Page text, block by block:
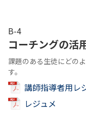
B-4
コーチングの活
課題のある生徒にどの
す。
講師指導者用レ
レジュメ